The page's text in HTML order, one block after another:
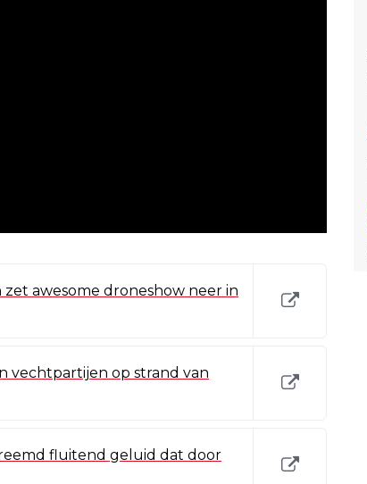
awesome droneshow neer in
vechtpartijen op strand van
fluitend geluid dat door